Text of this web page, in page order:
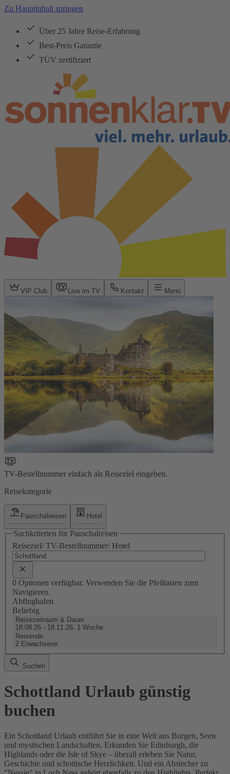
Zu Hauptinhalt springen
Über 25 Jahre Reise-Erfahrung
Best-Preis Garantie
TÜV zertifiziert
VIP Club Live im TV Kontakt Menü
TV-Bestellnummer einfach als Reiseziel eingeben.
Reisekategorie
Pauschalreisen Hotel
Suchkriterien für Pauschalreisen
Reiseziel/ TV-Bestellnummer/ Hotel
0 Optionen verfügbar. Verwenden Sie die Pfeiltasten zum
Navigieren.
Abflughafen
Beliebig
Reisezeitraum & Dauer
18.08.26 - 18.11.26, 1 Woche
Reisende
2 Erwachsene
Suchen
Schottland Urlaub günstig
buchen
Ein Schottland Urlaub entführt Sie in eine Welt aus Burgen, Seen
und mystischen Landschaften. Erkunden Sie Edinburgh, die
Highlands oder die Isle of Skye – überall erleben Sie Natur,
Geschichte und schottische Herzlichkeit. Und ein Abstecher zu